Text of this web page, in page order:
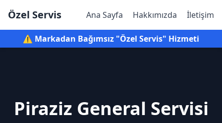
Özel Servis Ana Sayfa Hakkımızda İletişim
⚠️ Markadan Bağımsız "Özel Servis" Hizmeti
Piraziz General Servisi